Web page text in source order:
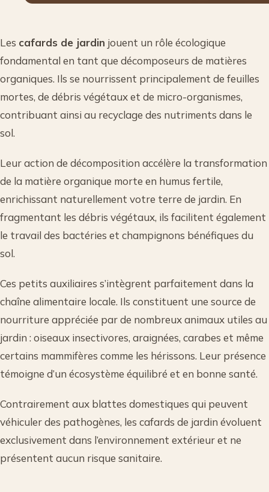
Les cafards de jardin jouent un rôle écologique
fondamental en tant que décomposeurs de matières
organiques. Ils se nourrissent principalement de feuilles
mortes, de débris végétaux et de micro-organismes,
contribuant ainsi au recyclage des nutriments dans le
sol.
Leur action de décomposition accélère la transformation
de la matière organique morte en humus fertile,
enrichissant naturellement votre terre de jardin. En
fragmentant les débris végétaux, ils facilitent également
le travail des bactéries et champignons bénéfiques du
sol.
Ces petits auxiliaires s’intègrent parfaitement dans la
chaîne alimentaire locale. Ils constituent une source de
nourriture appréciée par de nombreux animaux utiles au
jardin : oiseaux insectivores, araignées, carabes et même
certains mammifères comme les hérissons. Leur présence
témoigne d’un écosystème équilibré et en bonne santé.
Contrairement aux blattes domestiques qui peuvent
véhiculer des pathogènes, les cafards de jardin évoluent
exclusivement dans l’environnement extérieur et ne
présentent aucun risque sanitaire.